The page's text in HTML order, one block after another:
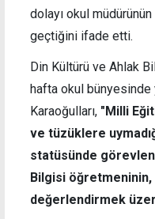
dolayı okul
geçtiğini ifade etti.
Din Kültürü ve Ahlak
hafta okul bünyesinde
Karaoğulları, "Milli
ve tüzüklere
statüsünde
Bilgisi öğretmeninin,
değerlendirmek